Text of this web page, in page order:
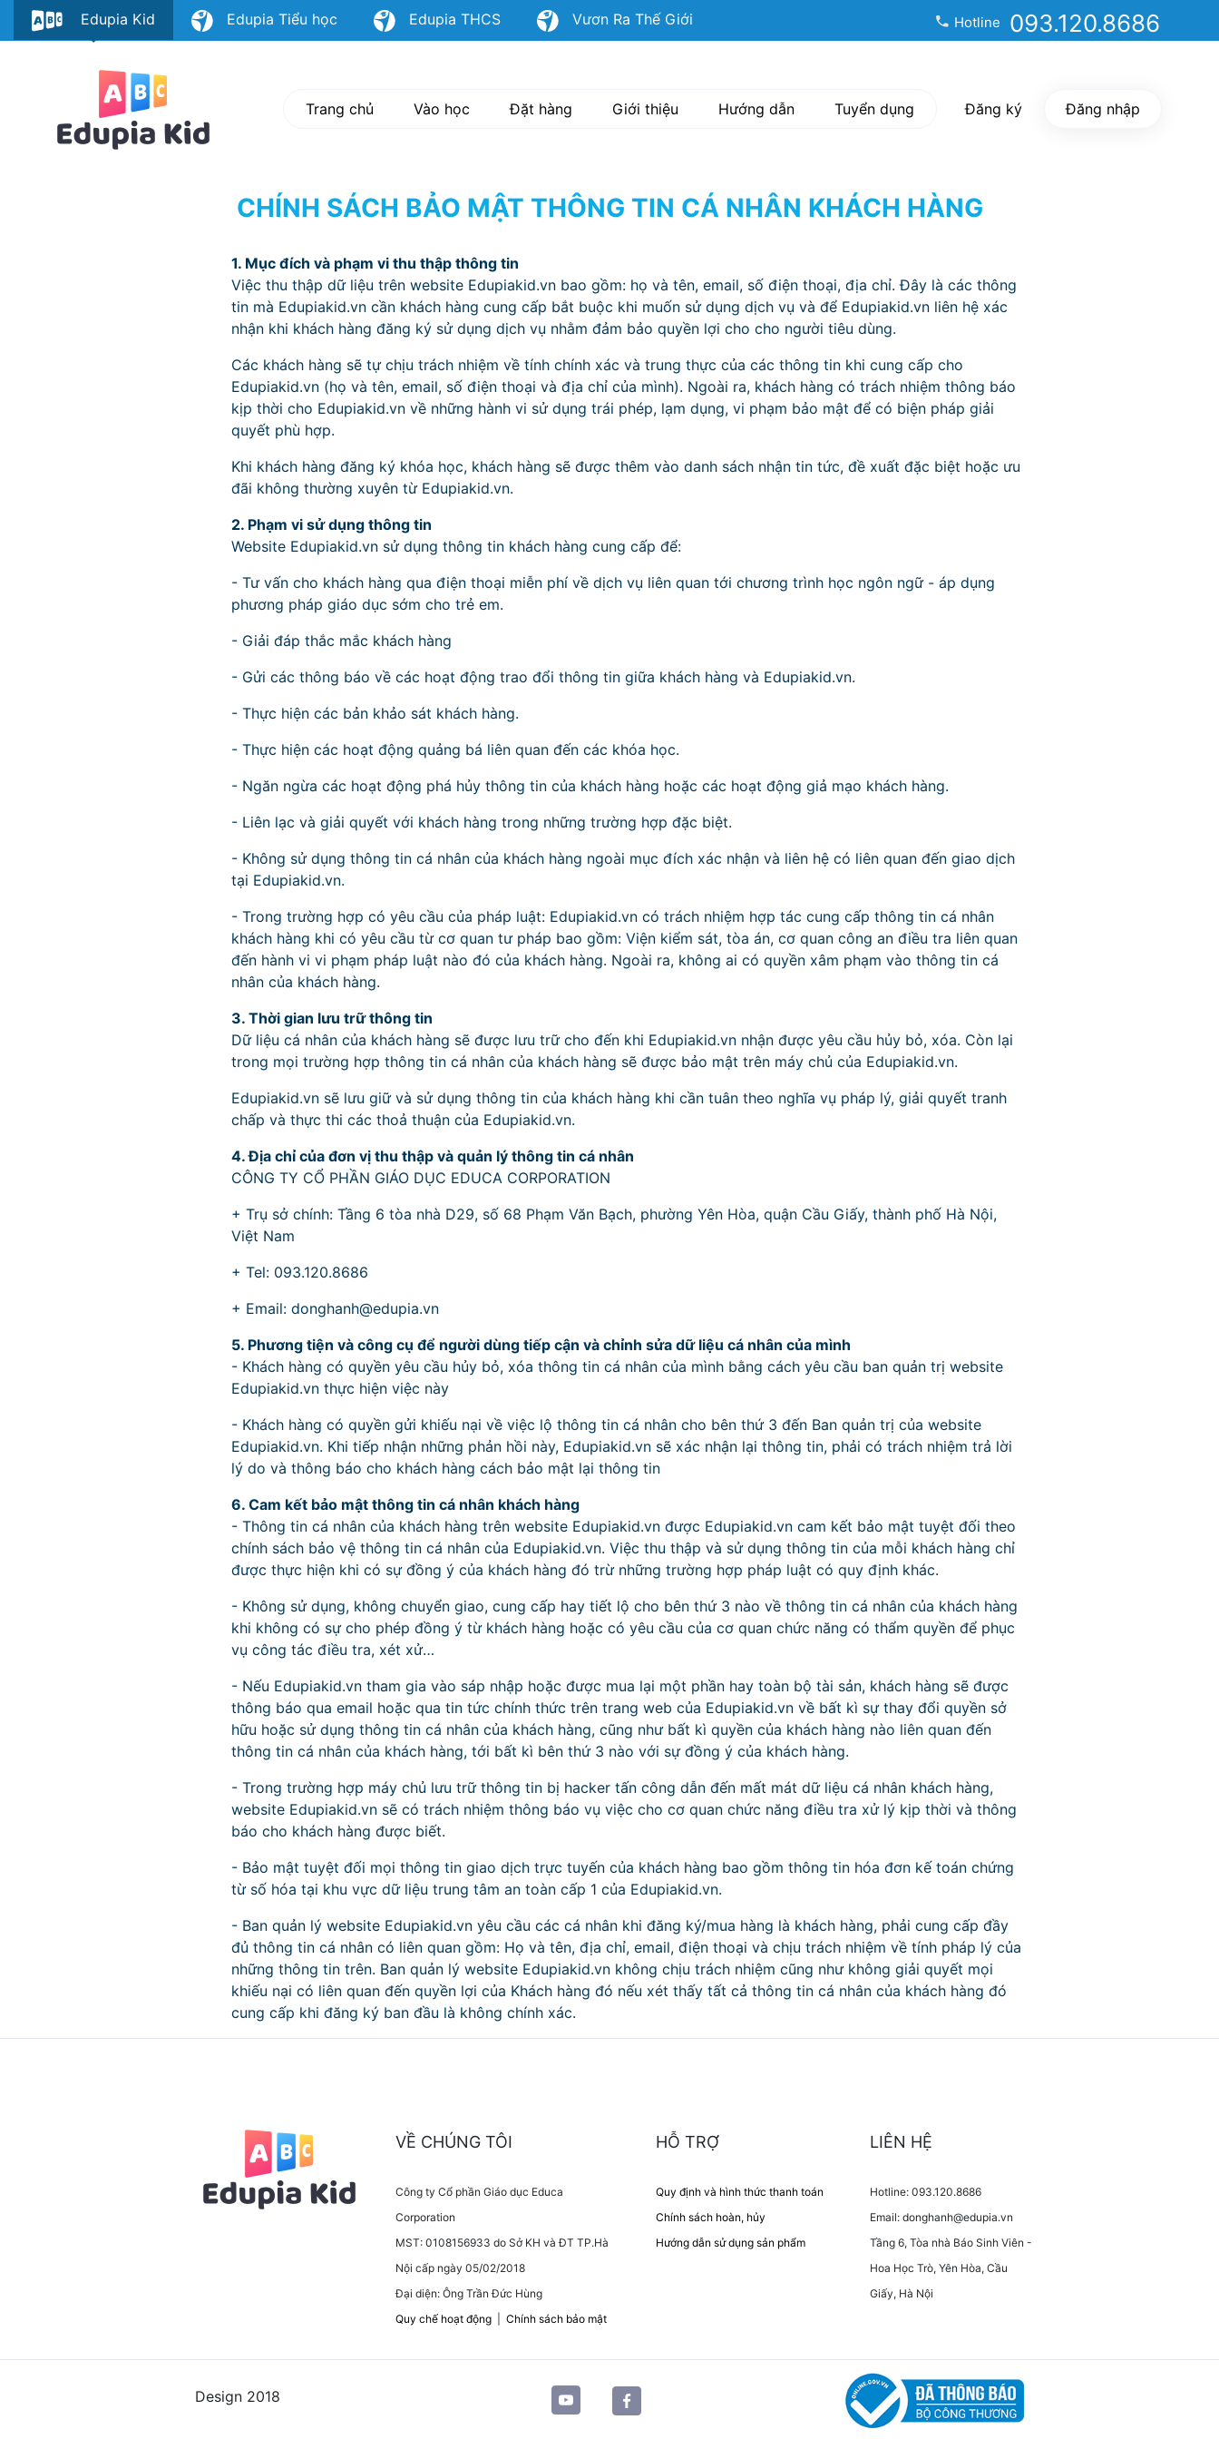
Edupia Kid Edupia Tiểu học Edupia THCS Vươn Ra Thế Giới 093.120.8686
Hotline
Trang chủ Vào học Đặt hàng Giới thiệu Hướng dẫn Tuyển dụng Đăng ký Đăng nhập
CHÍNH SÁCH BẢO MẬT THÔNG TIN CÁ NHÂN KHÁCH HÀNG
1. Mục đích và phạm vi thu thập thông tin
Việc thu thập dữ liệu trên website Edupiakid.vn bao gồm: họ và tên, email, số điện thoại, địa chỉ. Đây là các thông
tin mà Edupiakid.vn cần khách hàng cung cấp bắt buộc khi muốn sử dụng dịch vụ và để Edupiakid.vn liên hệ xác
nhận khi khách hàng đăng ký sử dụng dịch vụ nhằm đảm bảo quyền lợi cho cho người tiêu dùng.
Các khách hàng sẽ tự chịu trách nhiệm về tính chính xác và trung thực của các thông tin khi cung cấp cho
Edupiakid.vn (họ và tên, email, số điện thoại và địa chỉ của mình). Ngoài ra, khách hàng có trách nhiệm thông báo
kịp thời cho Edupiakid.vn về những hành vi sử dụng trái phép, lạm dụng, vi phạm bảo mật để có biện pháp giải
quyết phù hợp.
Khi khách hàng đăng ký khóa học, khách hàng sẽ được thêm vào danh sách nhận tin tức, đề xuất đặc biệt hoặc ưu
đãi không thường xuyên từ Edupiakid.vn.
2. Phạm vi sử dụng thông tin
Website Edupiakid.vn sử dụng thông tin khách hàng cung cấp để:
- Tư vấn cho khách hàng qua điện thoại miễn phí về dịch vụ liên quan tới chương trình học ngôn ngữ - áp dụng
phương pháp giáo dục sớm cho trẻ em.
- Giải đáp thắc mắc khách hàng
- Gửi các thông báo về các hoạt động trao đổi thông tin giữa khách hàng và Edupiakid.vn.
- Thực hiện các bản khảo sát khách hàng.
- Thực hiện các hoạt động quảng bá liên quan đến các khóa học.
- Ngăn ngừa các hoạt động phá hủy thông tin của khách hàng hoặc các hoạt động giả mạo khách hàng.
- Liên lạc và giải quyết với khách hàng trong những trường hợp đặc biệt.
- Không sử dụng thông tin cá nhân của khách hàng ngoài mục đích xác nhận và liên hệ có liên quan đến giao dịch
tại Edupiakid.vn.
- Trong trường hợp có yêu cầu của pháp luật: Edupiakid.vn có trách nhiệm hợp tác cung cấp thông tin cá nhân
khách hàng khi có yêu cầu từ cơ quan tư pháp bao gồm: Viện kiểm sát, tòa án, cơ quan công an điều tra liên quan
đến hành vi vi phạm pháp luật nào đó của khách hàng. Ngoài ra, không ai có quyền xâm phạm vào thông tin cá
nhân của khách hàng.
3. Thời gian lưu trữ thông tin
Dữ liệu cá nhân của khách hàng sẽ được lưu trữ cho đến khi Edupiakid.vn nhận được yêu cầu hủy bỏ, xóa. Còn lại
trong mọi trường hợp thông tin cá nhân của khách hàng sẽ được bảo mật trên máy chủ của Edupiakid.vn.
Edupiakid.vn sẽ lưu giữ và sử dụng thông tin của khách hàng khi cần tuân theo nghĩa vụ pháp lý, giải quyết tranh
chấp và thực thi các thoả thuận của Edupiakid.vn.
4. Địa chỉ của đơn vị thu thập và quản lý thông tin cá nhân
CÔNG TY CỔ PHẦN GIÁO DỤC EDUCA CORPORATION
+ Trụ sở chính: Tầng 6 tòa nhà D29, số 68 Phạm Văn Bạch, phường Yên Hòa, quận Cầu Giấy, thành phố Hà Nội,
Việt Nam
+ Tel: 093.120.8686
+ Email: donghanh@edupia.vn
5. Phương tiện và công cụ để người dùng tiếp cận và chỉnh sửa dữ liệu cá nhân của mình
- Khách hàng có quyền yêu cầu hủy bỏ, xóa thông tin cá nhân của mình bằng cách yêu cầu ban quản trị website
Edupiakid.vn thực hiện việc này
- Khách hàng có quyền gửi khiếu nại về việc lộ thông tin cá nhân cho bên thứ 3 đến Ban quản trị của website
Edupiakid.vn. Khi tiếp nhận những phản hồi này, Edupiakid.vn sẽ xác nhận lại thông tin, phải có trách nhiệm trả lời
lý do và thông báo cho khách hàng cách bảo mật lại thông tin
6. Cam kết bảo mật thông tin cá nhân khách hàng
- Thông tin cá nhân của khách hàng trên website Edupiakid.vn được Edupiakid.vn cam kết bảo mật tuyệt đối theo
chính sách bảo vệ thông tin cá nhân của Edupiakid.vn. Việc thu thập và sử dụng thông tin của mỗi khách hàng chỉ
được thực hiện khi có sự đồng ý của khách hàng đó trừ những trường hợp pháp luật có quy định khác.
- Không sử dụng, không chuyển giao, cung cấp hay tiết lộ cho bên thứ 3 nào về thông tin cá nhân của khách hàng
khi không có sự cho phép đồng ý từ khách hàng hoặc có yêu cầu của cơ quan chức năng có thẩm quyền để phục
vụ công tác điều tra, xét xử…
- Nếu Edupiakid.vn tham gia vào sáp nhập hoặc được mua lại một phần hay toàn bộ tài sản, khách hàng sẽ được
thông báo qua email hoặc qua tin tức chính thức trên trang web của Edupiakid.vn về bất kì sự thay đổi quyền sở
hữu hoặc sử dụng thông tin cá nhân của khách hàng, cũng như bất kì quyền của khách hàng nào liên quan đến
thông tin cá nhân của khách hàng, tới bất kì bên thứ 3 nào với sự đồng ý của khách hàng.
- Trong trường hợp máy chủ lưu trữ thông tin bị hacker tấn công dẫn đến mất mát dữ liệu cá nhân khách hàng,
website Edupiakid.vn sẽ có trách nhiệm thông báo vụ việc cho cơ quan chức năng điều tra xử lý kịp thời và thông
báo cho khách hàng được biết.
- Bảo mật tuyệt đối mọi thông tin giao dịch trực tuyến của khách hàng bao gồm thông tin hóa đơn kế toán chứng
từ số hóa tại khu vực dữ liệu trung tâm an toàn cấp 1 của Edupiakid.vn.
- Ban quản lý website Edupiakid.vn yêu cầu các cá nhân khi đăng ký/mua hàng là khách hàng, phải cung cấp đầy
đủ thông tin cá nhân có liên quan gồm: Họ và tên, địa chỉ, email, điện thoại và chịu trách nhiệm về tính pháp lý của
những thông tin trên. Ban quản lý website Edupiakid.vn không chịu trách nhiệm cũng như không giải quyết mọi
khiếu nại có liên quan đến quyền lợi của Khách hàng đó nếu xét thấy tất cả thông tin cá nhân của khách hàng đó
cung cấp khi đăng ký ban đầu là không chính xác.
VỀ CHÚNG TÔI
Công ty Cổ phần Giáo dục Educa
Corporation
MST: 0108156933 do Sở KH và ĐT TP.Hà
Nội cấp ngày 05/02/2018
Đại diện: Ông Trần Đức Hùng
Quy chế hoạt động
Chính sách bảo mật
HỖ TRỢ
Quy định và hình thức thanh toán
Chính sách hoàn, hủy
Hướng dẫn sử dụng sản phẩm
LIÊN HỆ
Hotline: 093.120.8686
Email: donghanh@edupia.vn
Tầng 6, Tòa nhà Báo Sinh Viên -
Hoa Học Trò, Yên Hòa, Cầu
Giấy, Hà Nội
Design 2018